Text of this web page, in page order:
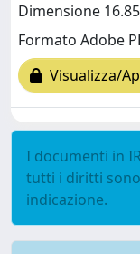
Dimensione
Formato Adobe
Visualizza/
I documenti in
tutti i diritti
indicazione.